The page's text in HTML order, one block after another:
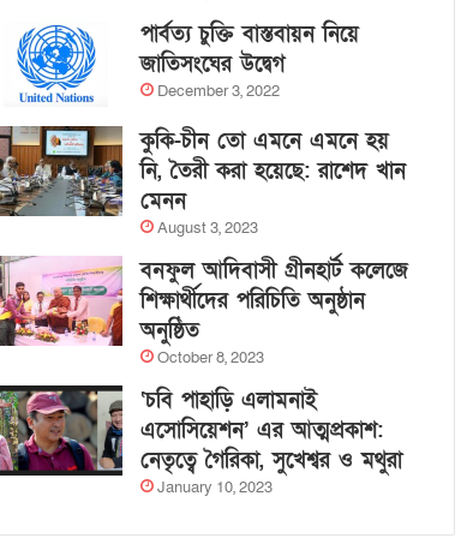
পার্বত্য চুক্তি বাস্তবায়ন নিয়ে
জাতিসংঘের উদ্বেগ
December 3, 2022
কুকি-চীন তো এমনে এমনে হয়
নি, তৈরী করা হয়েছে: রাশেদ খান
মেনন
August 3, 2023
বনফুল আদিবাসী গ্রীনহার্ট কলেজে
শিক্ষার্থীদের পরিচিতি অনুষ্ঠান
অনুষ্ঠিত
October 8, 2023
‘চবি পাহাড়ি এলামনাই
এসোসিয়েশন’ এর আত্মপ্রকাশ:
নেতৃত্বে গৈরিকা, সুখেশ্বর ও মথুরা
January 10, 2023